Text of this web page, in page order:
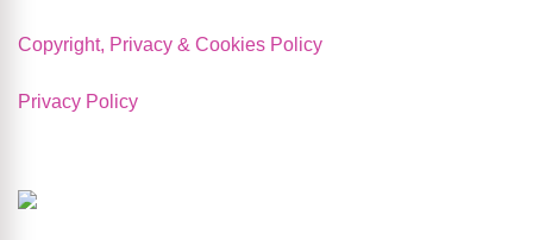
Copyright, Privacy & Cookies Policy
Privacy Policy